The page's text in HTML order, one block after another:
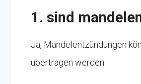
1. sind
Ja, Mandelentzündungen
übertragen werden.